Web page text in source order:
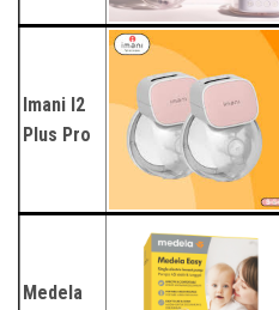
Imani I2
Plus Pro
Medela